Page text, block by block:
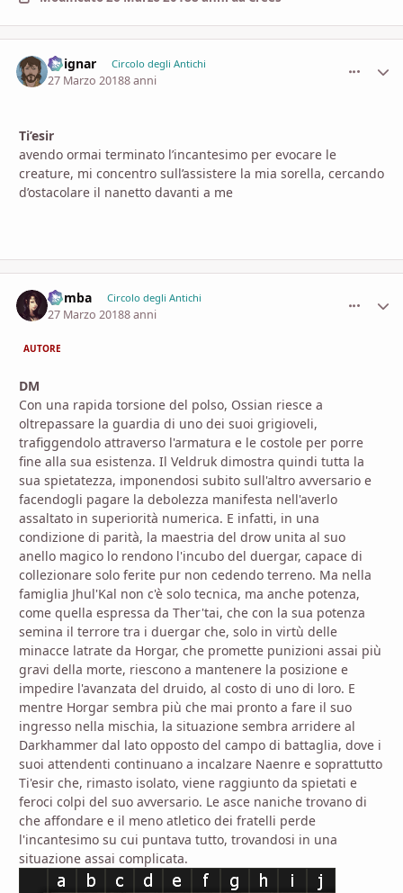
Voignar Circolo degli Antichi
27 Marzo 20188 anni
Ti’esir
avendo ormai terminato l’incantesimo per evocare le
creature, mi concentro sull’assistere la mia sorella, cercando
d’ostacolare il nanetto davanti a me
Bomba Circolo degli Antichi
27 Marzo 20188 anni
AUTORE
DM
Con una rapida torsione del polso, Ossian riesce a
oltrepassare la guardia di uno dei suoi grigioveli,
trafiggendolo attraverso l'armatura e le costole per porre
fine alla sua esistenza. Il Veldruk dimostra quindi tutta la
sua spietatezza, imponendosi subito sull'altro avversario e
facendogli pagare la debolezza manifesta nell'averlo
assaltato in superiorità numerica. E infatti, in una
condizione di parità, la maestria del drow unita al suo
anello magico lo rendono l'incubo del duergar, capace di
collezionare solo ferite pur non cedendo terreno. Ma nella
famiglia Jhul'Kal non c'è solo tecnica, ma anche potenza,
come quella espressa da Ther'tai, che con la sua potenza
semina il terrore tra i duergar che, solo in virtù delle
minacce latrate da Horgar, che promette punizioni assai più
gravi della morte, riescono a mantenere la posizione e
impedire l'avanzata del druido, al costo di uno di loro. E
mentre Horgar sembra più che mai pronto a fare il suo
ingresso nella mischia, la situazione sembra arridere al
Darkhammer dal lato opposto del campo di battaglia, dove i
suoi attendenti continuano a incalzare Naenre e soprattutto
Ti'esir che, rimasto isolato, viene raggiunto da spietati e
feroci colpi del suo avversario. Le asce naniche trovano di
che affondare e il meno atletico dei fratelli perde
l'incantesimo su cui puntava tutto, trovandosi in una
situazione assai complicata.